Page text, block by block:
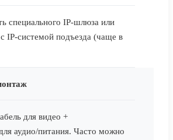
специального IP-шлюза или
IP-системой подъезда (чаще в
для видео +
аудио/питания. Часто можно